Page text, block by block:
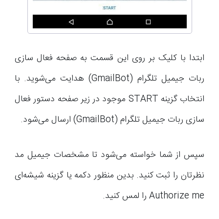
ابتدا با کلیک بر روی این قسمت به صفحه فعال سازی
ربات جیمیل تلگرام (GmailBot) هدایت می‌شوید. با
انتخاب گزینه START موجود در زیر صفحه دستور فعال
سازی ربات جیمیل تلگرام (GmailBot) ارسال می‌شود.
سپس از شما خواسته می‌شود تا مشخصات جیمیل مد
نظرتان را ثبت کنید. بدین منظور دکمه یا گزینه شیشه‌ای
Authorize me را لمس کنید.